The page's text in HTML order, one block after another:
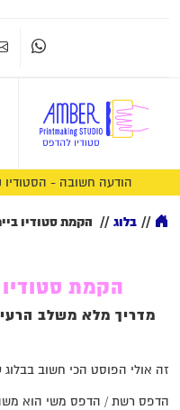
הודעה חשובה - הסטודיו
// בלוג // הקמת סטודיו
הקמת
מדריך מלא משלב
זה אולי הפוסט הכי חשוב
הדפס רשת / הדפס משי הוא משהו